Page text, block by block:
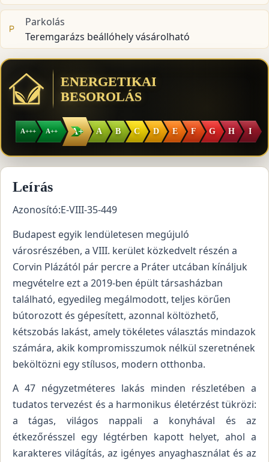
Parkolás
Teremgarázs beállóhely vásárolható
ENERGETIKAI
BESOROLÁS
A+++ A++ A+ A B C D E F G H I
Leírás
Azonosító:E-VIII-35-449
Budapest egyik lendületesen megújuló
városrészében, a VIII. kerület közkedvelt részén a
Corvin Plázától pár percre a Práter utcában kínáljuk
megvételre ezt a 2019-ben épült társasházban
található, egyedileg megálmodott, teljes körűen
bútorozott és gépesített, azonnal költözhető,
kétszobás lakást, amely tökéletes választás mindazok
számára, akik kompromisszumok nélkül szeretnének
beköltözni egy stílusos, modern otthonba.
A 47 négyzetméteres lakás minden részletében a
tudatos tervezést és a harmonikus életérzést tükrözi:
a tágas, világos nappali a konyhával és az
étkezőrésszel egy légtérben kapott helyet, ahol a
karakteres világítás, az igényes anyaghasználat és az